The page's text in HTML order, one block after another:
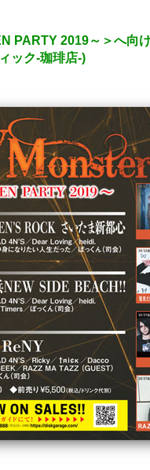
PARTY 2019～＞へ
ック-珈琲店-)